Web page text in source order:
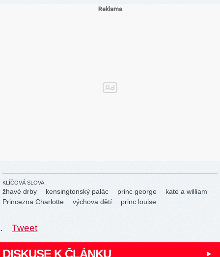
KLÍČOVÁ SLOVA:
žhavé drby kensingtonský palác princ george
kate a william
Princezna Charlotte
výchova dětí princ louise
. Tweet
DISKUSE K ČLÁNKU